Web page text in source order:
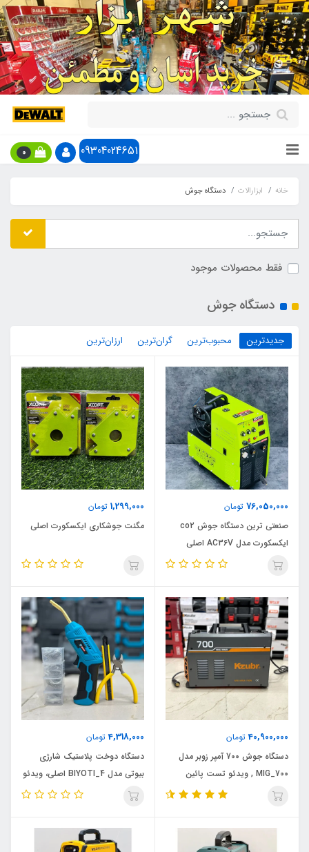
09304024651
0
خانه ابزارالات دستگاه جوش
فقط محصولات موجود
دستگاه جوش
جدیدترین محبوب‌ترین گران‌ترین ارزان‌ترین
76,050,000 تومان
صنعتی ترین دستگاه جوش co2
ایکسکورت مدل AC36V اصلی
1,299,000 تومان
مگنت جوشکاری ایکسکورت اصلی
40,900,000تومان
دستگاه جوش 700 آمپر زوبر مدل
MIG_700 , ویدئو تست پائین
صفحه
4,318,000تومان
دستگاه دوخت پلاستیک شارژی
بیوتی مدل BIYOTI_4 اصلی، ویدئو
تست پائین صفحه